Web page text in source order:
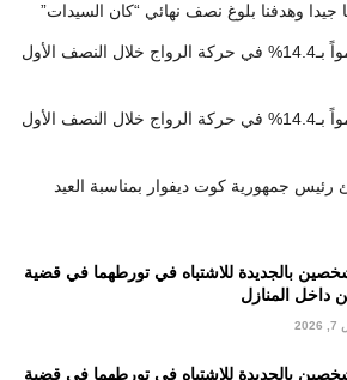
جيدا وهدفنا بلوغ نصف نهائي “كان السيدات”
الموانئ المغربية تحقق نمواً بـ14.4% في حركة الرواج خلال النصف الأول
الموانئ المغربية تحقق نمواً بـ14.4% في حركة الرواج خلال النصف الأول
جمهورية كوت ديفوار بمناسبة العيد
بالجديدة للاشتباه في تورطهما في قضية
المنازل
بالجديدة للاشتباه في تورطهما في قضية